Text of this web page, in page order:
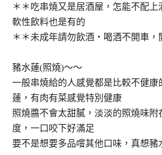
＊＊吃串燒又是居酒屋，怎能不配
軟性飲料也是有的
＊＊未成年請勿飲酒‧喝酒不開車，
豬水蓮(照燒)～～
一般串燒給的人感覺都是比較不健康
蓮，有肉有菜感覺特別健康
照燒醬不會太甜膩，淡淡的照燒味
度，一口咬下好滿足
要不是想要多品嚐其他口味，真想豬